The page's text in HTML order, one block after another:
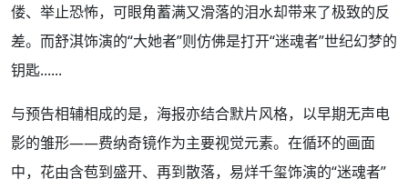
偻、举止恐怖，可眼角蓄满又滑落的泪水却带来了极致的反
差。而舒淇饰演的“大她者”则仿佛是打开“迷魂者”世纪幻梦的
钥匙......
与预告相辅相成的是，海报亦结合默片风格，以早期无声电
影的雏形——费纳奇镜作为主要视觉元素。在循环的画面
中，花由含苞到盛开、再到散落，易烊千玺饰演的“迷魂者”